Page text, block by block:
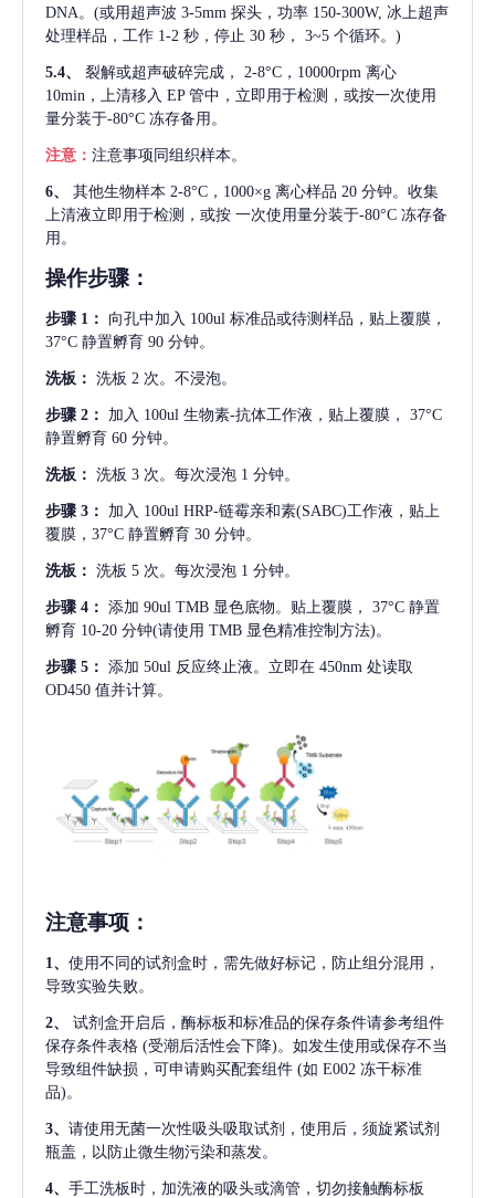
DNA。(或用超声波 3-5mm 探头，功率 150-300W, 冰上超声
处理样品，工作 1-2 秒，停止 30 秒， 3~5 个循环。)
5.4、 裂解或超声破碎完成，
2-8°C，10000rpm 离心
10min，上清移入 EP 管中，立即用于检测，或按一次使用
量分装于-80°C 冻存备用。
注意： 注意事项同组织样本。
6、 其他生物样本 2-8°C，1000×g 离心样品 20 分钟。收集
上清液立即用于检测，或按 一次使用量分装于-80°C 冻存备
用。
操作步骤：
步骤 1： 向孔中加入 100ul 标准品或待测样品，贴上覆膜，
37°C 静置孵育 90 分钟。
洗板： 洗板 2 次。不浸泡。
步骤 2： 加入 100ul 生物素-抗体工作液，贴上覆膜， 37°C
静置孵育 60 分钟。
洗板： 洗板 3 次。每次浸泡 1 分钟。
步骤 3： 加入 100ul HRP-链霉亲和素(SABC)工作液，贴上
覆膜，37°C 静置孵育 30 分钟。
洗板： 洗板 5 次。每次浸泡 1 分钟。
步骤 4： 添加 90ul TMB 显色底物。贴上覆膜， 37°C 静置
孵育 10-20 分钟(请使用 TMB 显色精准控制方法)。
步骤 5： 添加 50ul 反应终止液。立即在 450nm 处读取
OD450 值并计算。
注意事项 ：
1、 使用不同的试剂盒时，需先做好标记，防止组分混用，
导致实验失败。
2、
试剂盒开启后，酶标板和标准品的保存条件请参考组件
保存条件表格 (受潮后活性会下降)。如发生使用或保存不当
导致组件缺损，可申请购买配套组件 (如 E002 冻干标准
品)。
3、 请使用无菌一次性吸头吸取试剂，使用后，须旋紧试剂
瓶盖，以防止微生物污染和蒸发。
4、 手工洗板时，加洗液的吸头或滴管，切勿接触酶标板